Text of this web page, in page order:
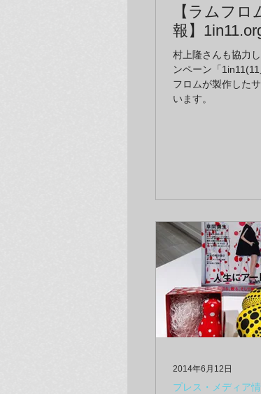
【ラムフ
報】
村上隆さんも協力
ンペーン「
フロムが製作した
います。
2014年6月12日
プレス・メディア